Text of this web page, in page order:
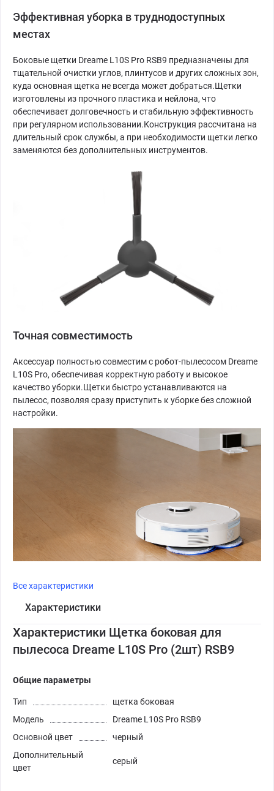
Эффективная уборка в труднодоступных
местах
Боковые щетки Dreame L10S Pro RSB9 предназначены для
тщательной очистки углов, плинтусов и других сложных зон,
куда основная щетка не всегда может добраться.Щетки
изготовлены из прочного пластика и нейлона, что
обеспечивает долговечность и стабильную эффективность
при регулярном использовании.Конструкция рассчитана на
длительный срок службы, а при необходимости щетки легко
заменяются без дополнительных инструментов.
Точная совместимость
Аксессуар полностью совместим с робот-пылесосом Dreame
L10S Pro, обеспечивая корректную работу и высокое
качество уборки.Щетки быстро устанавливаются на
пылесос, позволяя сразу приступить к уборке без сложной
настройки.
Все характеристики
Характеристики
Характеристики Щетка боковая для
пылесоса Dreame L10S Pro (2шт) RSB9
Общие параметры
Тип
щетка боковая
Модель
Dreame L10S Pro RSB9
Основной цвет
черный
Дополнительный
цвет
серый